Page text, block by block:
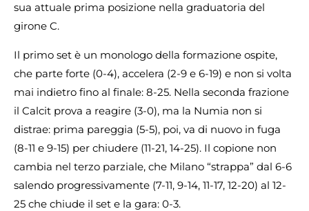
sua attuale prima posizione nella graduatoria del
girone C.
Il primo set è un monologo della formazione ospite,
che parte forte (0-4), accelera (2-9 e 6-19) e non si volta
mai indietro fino al finale: 8-25. Nella seconda frazione
il Calcit prova a reagire (3-0), ma la Numia non si
distrae: prima pareggia (5-5), poi, va di nuovo in fuga
(8-11 e 9-15) per chiudere (11-21, 14-25). Il copione non
cambia nel terzo parziale, che Milano “strappa” dal 6-6
salendo progressivamente (7-11, 9-14, 11-17, 12-20) al 12-
25 che chiude il set e la gara: 0-3.